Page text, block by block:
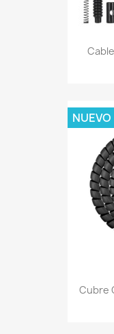
Cubre
NUEVO